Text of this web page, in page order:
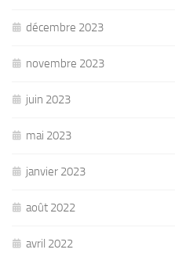
décembre 2023
novembre 2023
juin 2023
mai 2023
janvier 2023
août 2022
avril 2022